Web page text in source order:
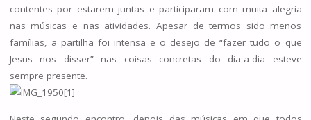
contentes por estarem juntas e participaram com muita alegria
nas músicas e nas atividades. Apesar de termos sido menos
famílias, a partilha foi intensa e o desejo de “fazer tudo o que
Jesus nos disser” nas coisas concretas do dia-a-dia esteve
sempre presente.